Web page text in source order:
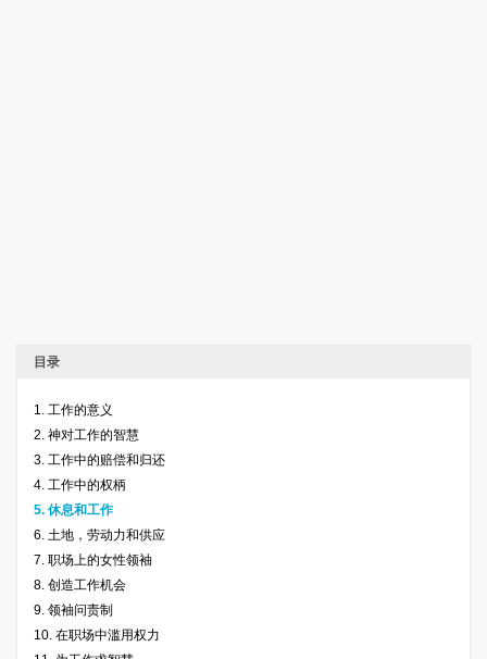
目录
1. 工作的意义
2. 神对工作的智慧
3. 工作中的赔偿和归还
4. 工作中的权柄
5. 休息和工作
6. 土地，劳动力和供应
7. 职场上的女性领袖
8. 创造工作机会
9. 领袖问责制
10. 在职场中滥用权力